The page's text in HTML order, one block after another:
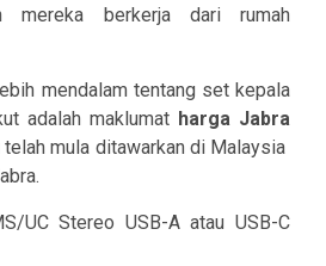
mereka berkerja dari rumah
mendalam tentang set kepala
adalah maklumat harga Jabra
telah mula ditawarkan di Malaysia
UC Stereo USB-A atau USB-C